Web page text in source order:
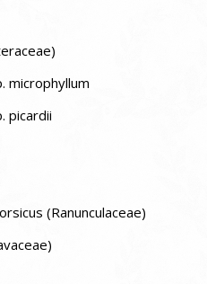
microphyllum
picardii
(Ranunculaceae)